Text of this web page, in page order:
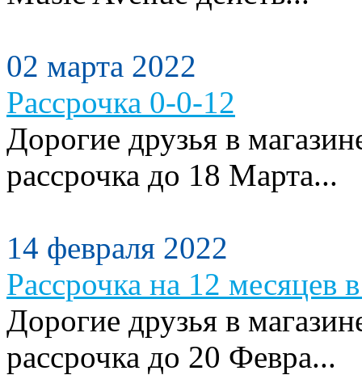
02 марта 2022
Рассрочка 0-0-12
Дорогие друзья в
рассрочка до 18 Марта...
14 февраля 2022
Рассрочка на 12 месяцев
Дорогие друзья в
рассрочка до 20 Февра...